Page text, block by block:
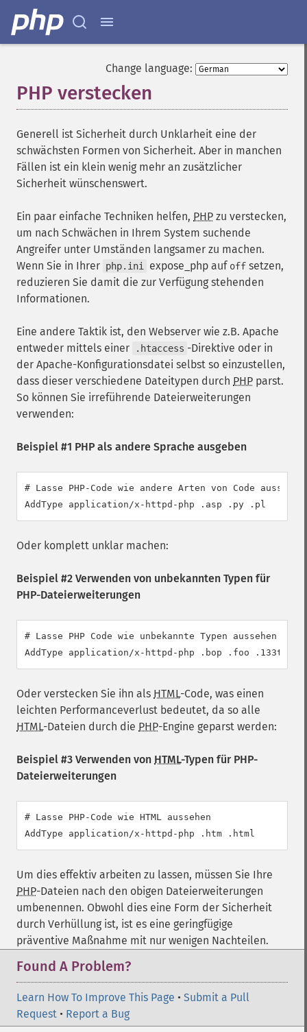
Change language:
PHP verstecken
Generell ist Sicherheit durch Unklarheit eine der
schwächsten Formen von Sicherheit. Aber in manchen
Fällen ist ein klein wenig mehr an zusätzlicher
Sicherheit wünschenswert.
Ein paar einfache Techniken helfen, PHP zu verstecken,
um nach Schwächen in Ihrem System suchende
Angreifer unter Umständen langsamer zu machen.
Wenn Sie in Ihrer php.ini expose_php auf off setzen,
reduzieren Sie damit die zur Verfügung stehenden
Informationen.
Eine andere Taktik ist, den Webserver wie z.B. Apache
entweder mittels einer
.htaccess -Direktive oder in
der Apache-Konfigurationsdatei selbst so einzustellen,
dass dieser verschiedene Dateitypen durch PHP parst.
So können Sie irreführende Dateierweiterungen
verwenden:
Beispiel #1 PHP als andere Sprache ausgeben
# Lasse PHP-Code wie andere Arten von Code aussehen
AddType application/x-httpd-php .asp .py .pl
Oder komplett unklar machen:
Beispiel #2 Verwenden von unbekannten Typen für
PHP-Dateierweiterungen
# Lasse PHP Code wie unbekannte Typen aussehen
AddType application/x-httpd-php .bop .foo .133t
Oder verstecken Sie ihn als HTML-Code, was einen
leichten Performanceverlust bedeutet, da so alle
HTML-Dateien durch die PHP-Engine geparst werden:
Beispiel #3 Verwenden von HTML-Typen für PHP-
Dateierweiterungen
# Lasse PHP-Code wie HTML aussehen
AddType application/x-httpd-php .htm .html
Um dies effektiv arbeiten zu lassen, müssen Sie Ihre
PHP-Dateien nach den obigen Dateierweiterungen
umbenennen. Obwohl dies eine Form der Sicherheit
durch Verhüllung ist, ist es eine geringfügige
präventive Maßnahme mit nur wenigen Nachteilen.
Found A Problem?
Learn How To Improve This Page • Submit a Pull
Request • Report a Bug